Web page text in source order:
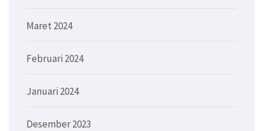
Maret 2024
Februari 2024
Januari 2024
Desember 2023